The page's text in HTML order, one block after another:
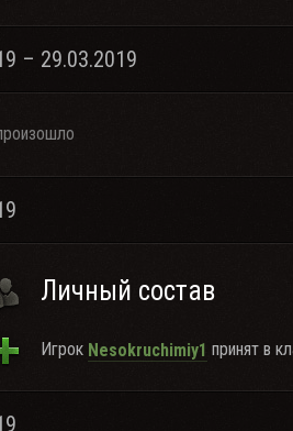
– 29.03.2019
Личный состав
Игрок Nesokruchimiy1 принят в